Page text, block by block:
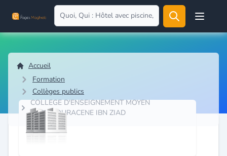
Open
Accueil
Formation
Collèges publics
COLLEGE D'ENSEIGNEMENT MOYEN
YAGHMOURACENE IBN ZIAD